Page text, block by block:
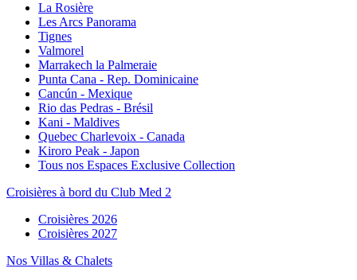
La Rosière
Les Arcs Panorama
Tignes
Valmorel
Marrakech la Palmeraie
Punta Cana - Rep. Dominicaine
Cancún - Mexique
Rio das Pedras - Brésil
Kani - Maldives
Quebec Charlevoix - Canada
Kiroro Peak - Japon
Tous nos Espaces Exclusive Collection
Croisières à bord du Club Med 2
Croisières 2026
Croisières 2027
Nos Villas & Chalets